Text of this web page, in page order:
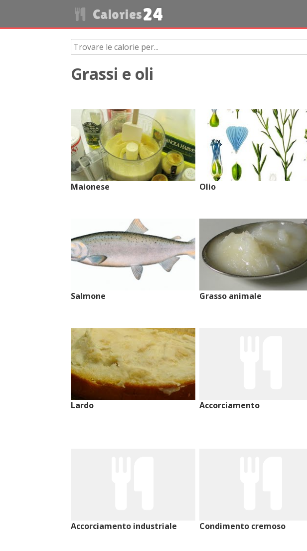
Calories24
Grassi e oli
Maionese Olio
Salmone Grasso animale
Lardo Accorciamento
Accorciamento industriale Condimento cremoso